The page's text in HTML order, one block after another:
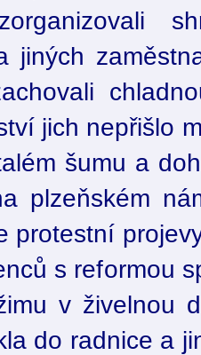
jiných
jich nepřišlo
šumu a
plzeňském
protestní
s reformou
v živelnou
do radnice a